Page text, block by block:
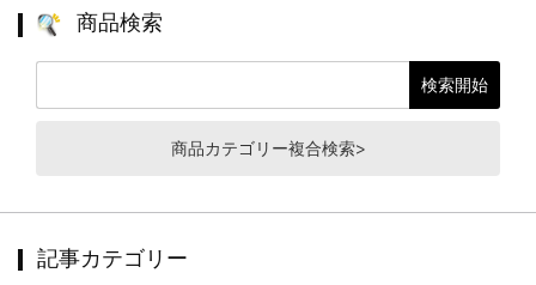
商品検索
商品カテゴリー複合検索>
記事カテゴリー